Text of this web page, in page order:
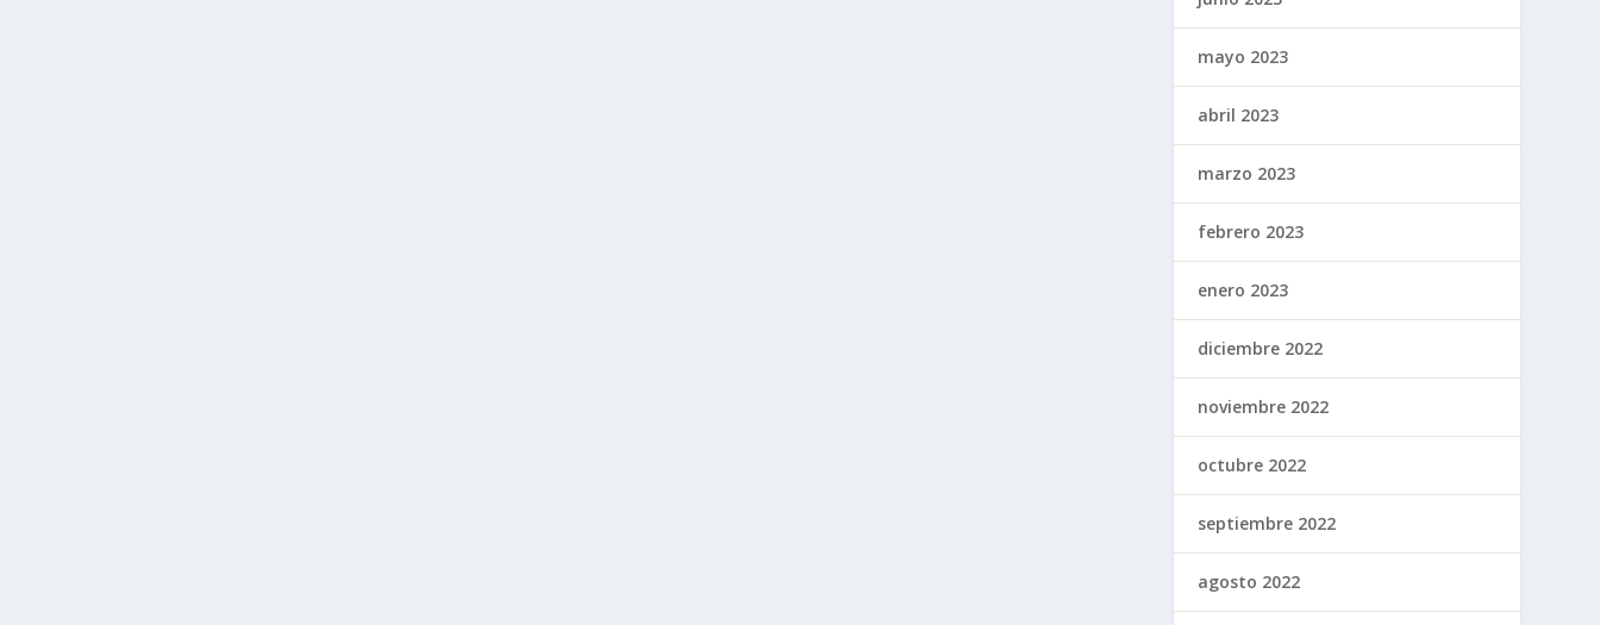
mayo 2023
abril 2023
marzo 2023
febrero 2023
enero 2023
diciembre 2022
noviembre 2022
octubre 2022
septiembre 2022
agosto 2022